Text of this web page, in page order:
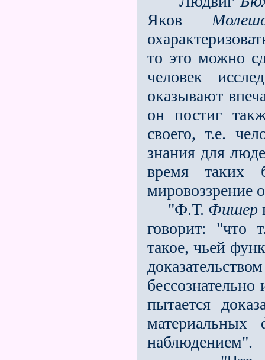
Яков
то это можно
человек
оказывают
он постиг
своего, т.е.
знания для
время таких
мировоззрение
"Ф.Т. Фишер
говорит: "что
такое, чьей
пытается
материальных
наблюдением".